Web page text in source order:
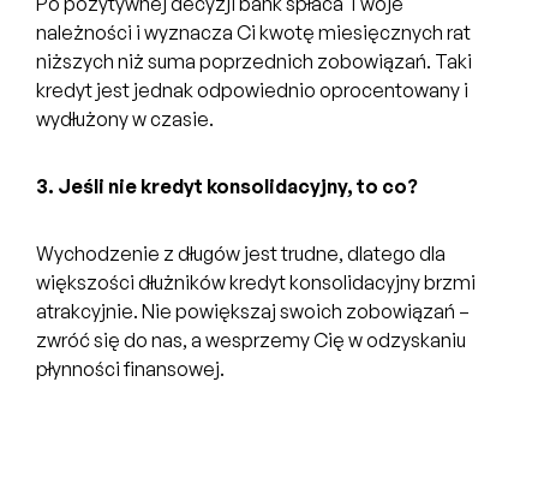
należności i wyznacza Ci kwotę miesięcznych rat
niższych niż suma poprzednich zobowiązań. Taki
kredyt jest jednak odpowiednio oprocentowany i
wydłużony w czasie.
3. Jeśli nie kredyt konsolidacyjny, to co?
Wychodzenie z długów jest trudne, dlatego dla
większości dłużników kredyt konsolidacyjny brzmi
atrakcyjnie. Nie powiększaj swoich zobowiązań –
zwróć się do nas, a wesprzemy Cię w odzyskaniu
płynności finansowej.